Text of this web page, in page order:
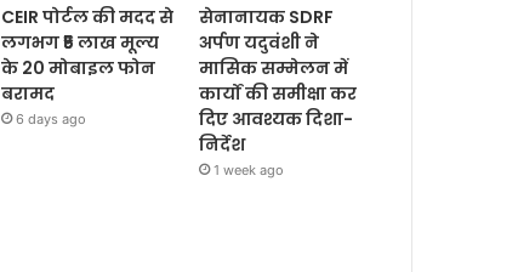
CEIR पोर्टल की मदद से
लगभग ₹5 लाख मूल्य
के 20 मोबाइल फोन
बरामद
6 days ago
सेनानायक SDRF
अर्पण यदुवंशी ने
मासिक सम्मेलन में
कार्यों की समीक्षा कर
दिए आवश्यक दिशा-
निर्देश
1 week ago